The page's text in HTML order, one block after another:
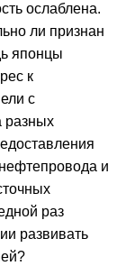
ослаблена.
ли признан
японцы
к
с
разных
и
раз
развивать